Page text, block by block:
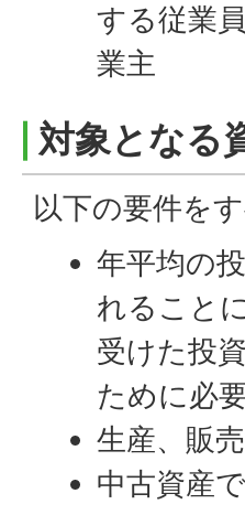
する従業
業主
対象となる
以下の要件を
年平均の
れること
受けた投
ために必
生産、販
中古資産